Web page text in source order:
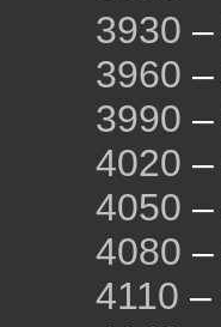
3930 –
3960 –
3990 –
4020 –
4050 –
4080 –
4110 –